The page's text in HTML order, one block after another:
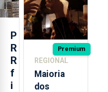
P
R
R
f
i
Roménia
Premium
REGIONAL
Maioria
dos